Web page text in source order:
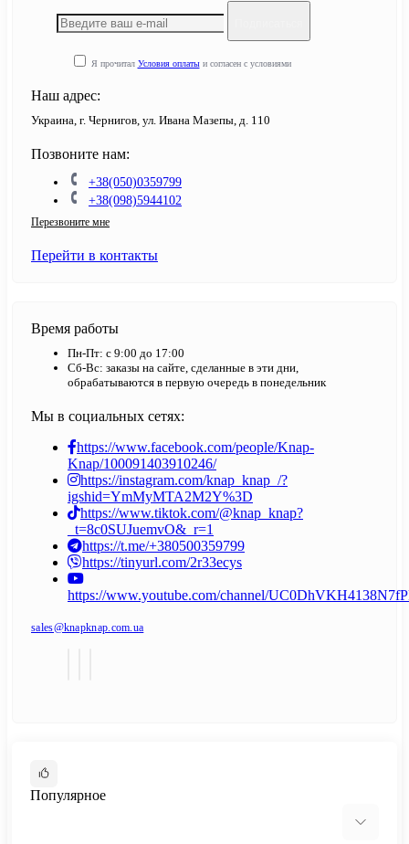
Я прочитал Условия оплатыи согласен с условиями
Наш адрес:
Украина, г. Чернигов, ул. Ивана Мазепы, д. 110
Позвоните нам:
+38(050)0359799
+38(098)5944102
Перезвоните мне
Перейти в контакты
Время работы
Пн-Пт: с 9:00 до 17:00
Сб-Вс: заказы на сайте, сделанные в эти дни,
обрабатываются в первую очередь в понедельник
Мы в социальных сетях:
https://www.facebook.com/people/Knap-
Knap/100091403910246/
https://instagram.com/knap_knap_/?
igshid=YmMyMTA2M2Y%3D
https://www.tiktok.com/@knap_knap?
_t=8c0SUJuemvO&_r=1
https://t.me/+380500359799
https://tinyurl.com/2r33ecys
https://www.youtube.com/channel/
sales@knapknap.com.ua
Популярное